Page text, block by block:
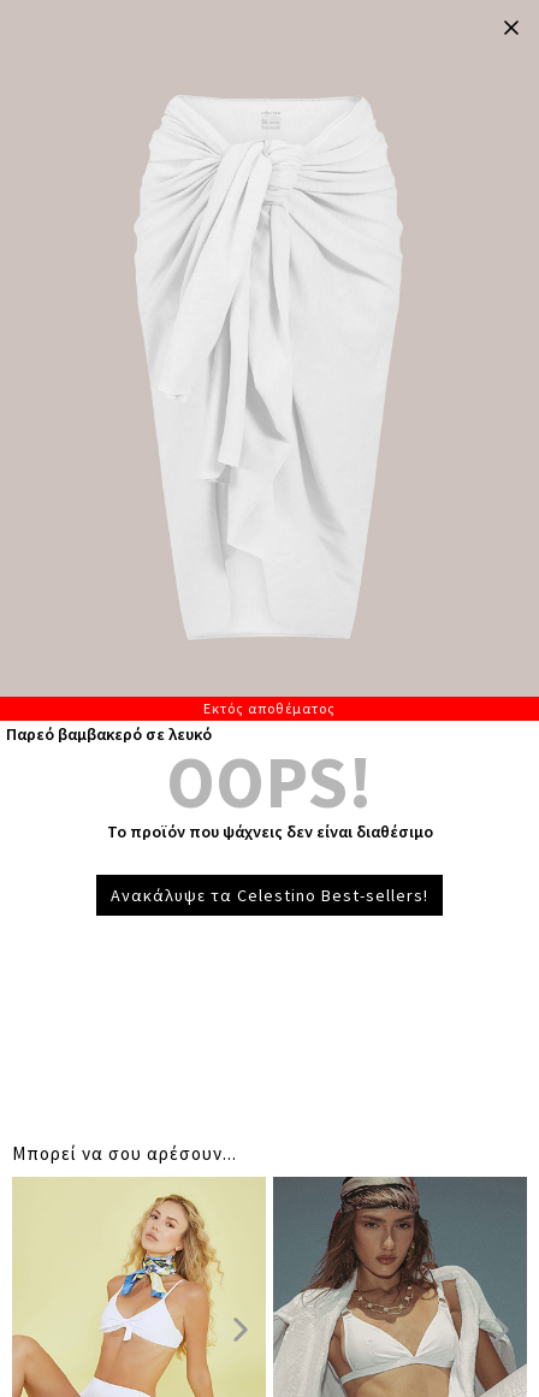
Εκτός αποθέματος
Παρεό βαμβακερό σε λευκό
OOPS!
Το προϊόν που ψάχνεις δεν είναι διαθέσιμο
Ανακάλυψε τα Celestino Best-sellers!
Μπορεί να σου αρέσουν...